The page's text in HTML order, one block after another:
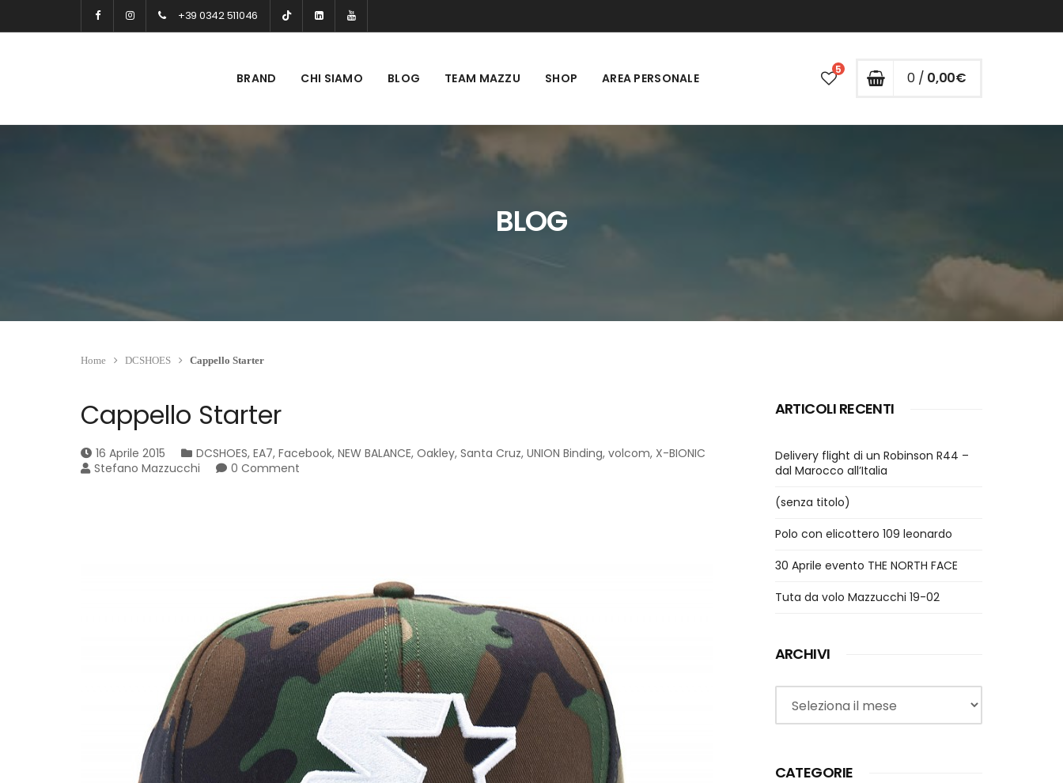
+39 0342 511046
BRAND CHI SIAMO BLOG TEAM MAZZU SHOP AREA PERSONALE
5 0 / 0,00€
BLOG
Home DCSHOES Cappello Starter
Cappello Starter
16 Aprile 2015 DCSHOES, EA7, Facebook, NEW BALANCE, Oakley, Santa Cruz, UNION Binding, volcom, X-BIONIC
Stefano Mazzucchi
0 Comment
ARTICOLI RECENTI
Delivery flight di un Robinson R44 –
dal Marocco all’Italia
(senza titolo)
Polo con elicottero 109 leonardo
30 Aprile evento THE NORTH FACE
Tuta da volo Mazzucchi 19-02
ARCHIVI
Archivi
CATEGORIE